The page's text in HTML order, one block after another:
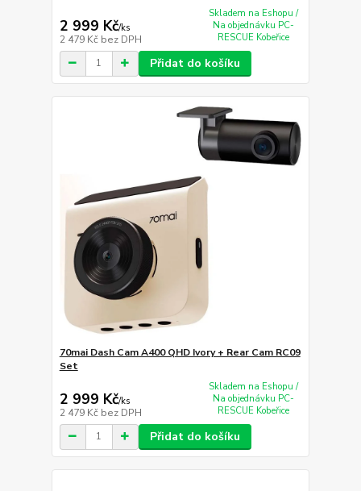
2 999 Kč/ks
2 479 Kč bez DPH
Skladem na Eshopu /
Na objednávku PC-
RESCUE Kobeřice
Přidat do košíku
70mai Dash Cam A400 QHD Ivory + Rear Cam RC09
Set
2 999 Kč/ks
2 479 Kč bez DPH
Skladem na Eshopu /
Na objednávku PC-
RESCUE Kobeřice
Přidat do košíku